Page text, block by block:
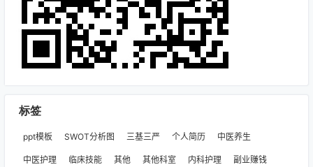
标签
ppt模板 SWOT分析图 三基三严 个人简历 中医养生
中医护理 临床技能 其他 其他科室 内科护理 副业赚钱